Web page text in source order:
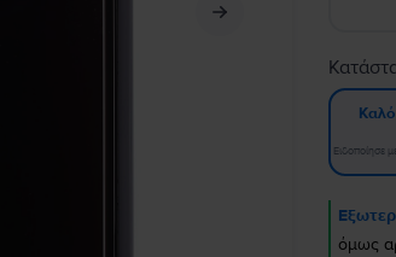
Καλό
Ειδοποίησε με!
όμως